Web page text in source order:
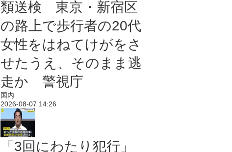
類送検 東京・新宿区
の路上で歩行者の20代
女性をはねてけがをさ
せたうえ、そのまま逃
走か 警視庁
国内
2026-08-07 14:26
「3回にわたり犯行」